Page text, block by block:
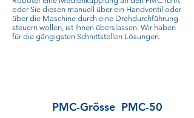
oder Sie diesen manuell über ein Handventil oder
über die Maschine durch eine Drehdurchführung
steuern wollen, ist Ihnen überslassen. Wir haben
für die gängigsten Schnittstellen Lösungen.
PMC-Grösse PMC-50